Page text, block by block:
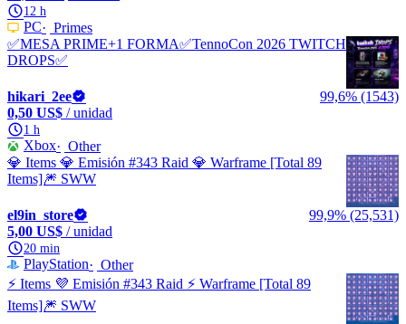
12 h
PC
Primes
✅MESA PRIME+1 FORMA✅TennoCon 2026 TWITCH
DROPS✅
hikari_2ee
99,6% (1543)
0,50 US$ / unidad
1 h
Xbox
Other
💎 Items 💎 Emisión #343 Raid 💎 Warframe [Total 89
Items]🎆 SWW
el9in_store
99,9% (25,531)
5,00 US$ / unidad
20 min
PlayStation
Other
⚡️ Items 💜 Emisión #343 Raid ⚡️ Warframe [Total 89
Items]🎆 SWW